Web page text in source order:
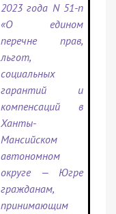
2023 года N 51-п
«О едином
перечне прав,
льгот,
социальных
гарантий и
компенсаций в
Ханты-
Мансийском
автономном
округе — Югре
гражданам,
принимающим